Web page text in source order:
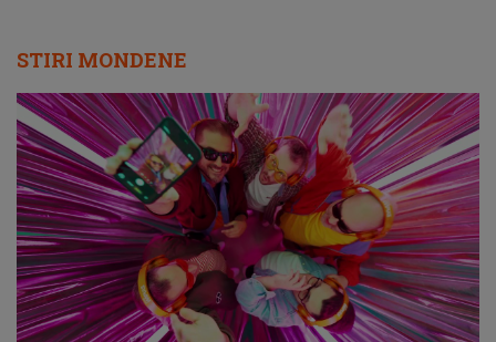
STIRI MONDENE